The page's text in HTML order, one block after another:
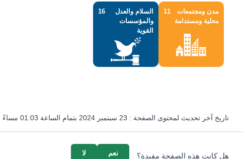
مدن ومجتمعات
محلية ومستدامة
11
السلام والعدل
والمؤسسات
القوية
16
تاريخ آخر تحديث لمحتوى الصفحة : 23 سبتمبر 2024 بتمام الساعة 01:03 مساءً
هل كانت هذه الصفحة مفيدة؟ لا نعم